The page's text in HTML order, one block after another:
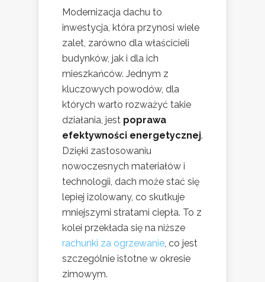
Modernizacja dachu to
inwestycja, która przynosi wiele
zalet, zarówno dla właścicieli
budynków, jak i dla ich
mieszkańców. Jednym z
kluczowych powodów, dla
których warto rozważyć takie
działania, jest poprawa
efektywności energetycznej.
Dzięki zastosowaniu
nowoczesnych materiałów i
technologii, dach może stać się
lepiej izolowany, co skutkuje
mniejszymi stratami ciepła. To z
kolei przekłada się na niższe
rachunki za ogrzewanie, co jest
szczególnie istotne w okresie
zimowym.